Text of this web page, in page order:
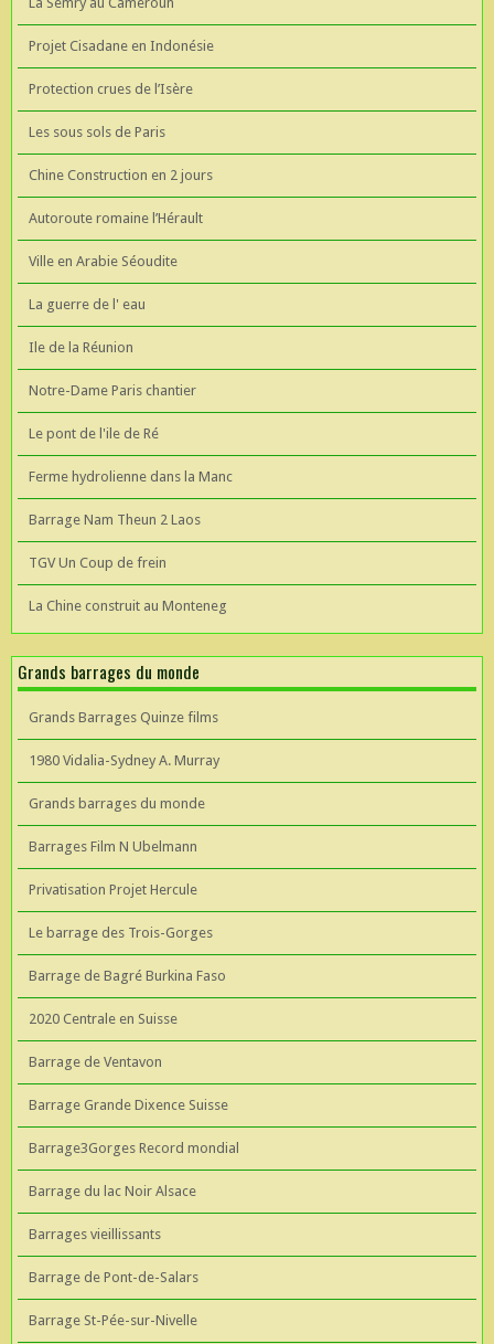
Projet Cisadane en Indonésie
Protection crues de l’Isère
Les sous sols de Paris
Chine Construction en 2 jours
Autoroute romaine l’Hérault
Ville en Arabie Séoudite
La guerre de l' eau
Ile de la Réunion
Notre-Dame Paris chantier
Le pont de l'ile de Ré
Ferme hydrolienne dans la Manc
Barrage Nam Theun 2 Laos
TGV Un Coup de frein
La Chine construit au Monteneg
Grands barrages du monde
Grands Barrages Quinze films
1980 Vidalia-Sydney A. Murray
Grands barrages du monde
Barrages Film N Ubelmann
Privatisation Projet Hercule
Le barrage des Trois-Gorges
Barrage de Bagré Burkina Faso
2020 Centrale en Suisse
Barrage de Ventavon
Barrage Grande Dixence Suisse
Barrage3Gorges Record mondial
Barrage du lac Noir Alsace
Barrages vieillissants
Barrage de Pont-de-Salars
Barrage St-Pée-sur-Nivelle